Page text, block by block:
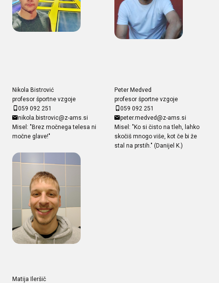
Nikola Bistrović
profesor športne vzgoje
059 092 251
nikola.bistrovic@z-ams.si
Misel: "Brez močnega telesa ni
močne glave!"
Peter Medved
profesor športne vzgoje
059 092 251
peter.medved@z-ams.si
Misel: "Ko si čisto na tleh, lahko
skočiš mnogo više, kot če bi že
stal na prstih." (Danijel K.)
Matija Ileršič